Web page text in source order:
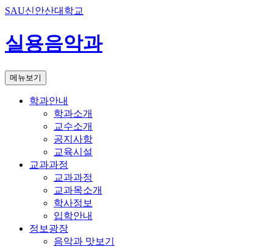
SAU신안산대학교
실용음악과
메뉴보기
학과안내
학과소개
교수소개
공지사항
교육시설
교과과정
교과과정
교과목소개
학사정보
입학안내
정보광장
음악과 맛보기